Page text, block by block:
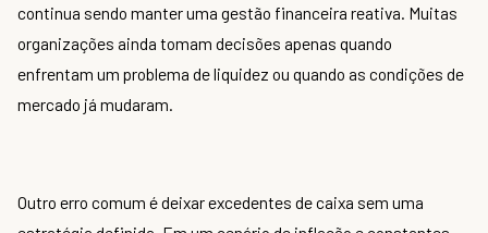
continua sendo manter uma gestão financeira reativa. Muitas
organizações ainda tomam decisões apenas quando
enfrentam um problema de liquidez ou quando as condições de
mercado já mudaram.
Outro erro comum é deixar excedentes de caixa sem uma